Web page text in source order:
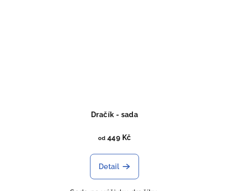
Dračík - sada
od 449 Kč
Detail